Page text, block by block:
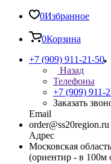
0Избранное
0Корзина
+7 (909) 911-21-50
Назад
Телефоны
+7 (909) 911-
Заказать
Email
order@ss20region.ru
Адрес
Московская
(ориентир - в